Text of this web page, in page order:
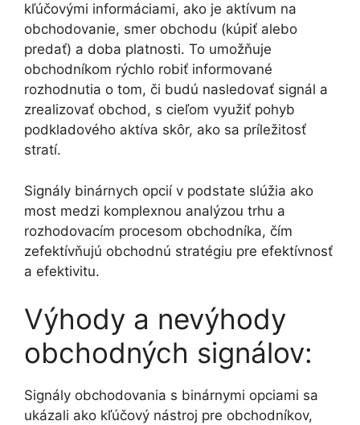
kľúčovými informáciami, ako je aktívum na
obchodovanie, smer obchodu (kúpiť alebo
predať) a doba platnosti. To umožňuje
obchodníkom rýchlo robiť informované
rozhodnutia o tom, či budú nasledovať signál a
zrealizovať obchod, s cieľom využiť pohyb
podkladového aktíva skôr, ako sa príležitosť
stratí.
Signály binárnych opcií v podstate slúžia ako
most medzi komplexnou analýzou trhu a
rozhodovacím procesom obchodníka, čím
zefektívňujú obchodnú stratégiu pre efektívnosť
a efektivitu.
Výhody a nevýhody
obchodných signálov:
Signály obchodovania s binárnymi opciami sa
ukázali ako kľúčový nástroj pre obchodníkov,